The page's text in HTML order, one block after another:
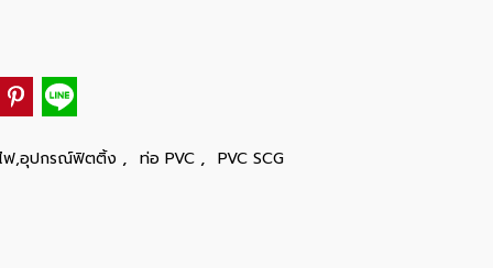
ฟ,อุปกรณ์ฟิตติ้ง , ท่อ PVC , PVC SCG